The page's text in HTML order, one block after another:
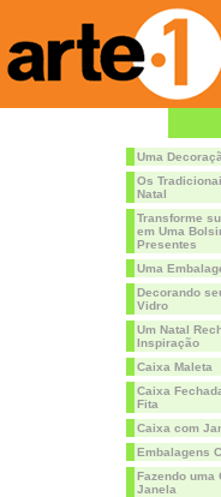
Uma
Os
Natal
Transforme
em Uma
Presentes
Uma
Decorando
Vidro
Um Natal
Inspiração
Caixa Maleta
Caixa
Fita
Caixa com
Embalagens
Fazendo uma
Janela